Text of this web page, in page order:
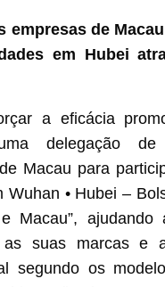
empresas de
em Hubei
a eficácia
uma delegação
Macau para
Wuhan • Hubei –
Macau”, ajudando
as suas marcas e
segundo os